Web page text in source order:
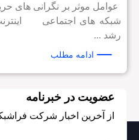
عوامل موثر بر نگرانی های
شبکه های اجتماعی
رشد ...
ادامه مطلب
عضویت در خبرنامه
از آخرین اخبار شرکت